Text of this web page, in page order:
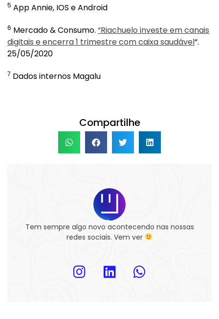
5 App Annie, IOS e Android
6 Mercado & Consumo. “Riachuelo investe em canais
digitais e encerra 1 trimestre com caixa saudável“.
25/05/2020
7 Dados internos Magalu
Compartilhe
Tem sempre algo novo acontecendo nas nossas
redes sociais. Vem ver